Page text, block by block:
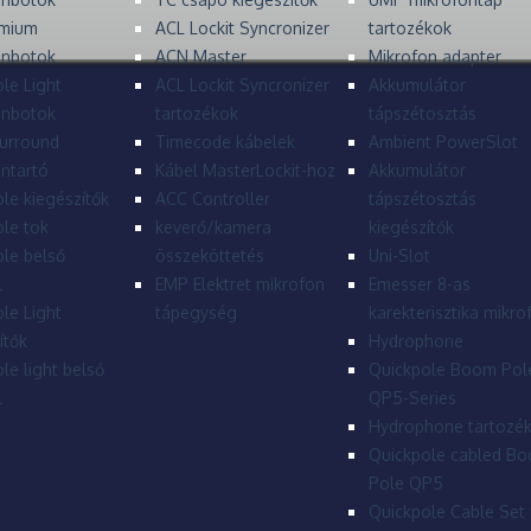
Light
kiegészítők
tok
belső
Light
light belső
ACL Lockit Syncronizer
ACN Master
ACL Lockit Syncronizer
tartozékok
Timecode kábelek
Kábel MasterLockit-hoz
ACC Controller
keverő/kamera
összeköttetés
EMP Elektret mikrofon
tápegység
tartozékok
Mikrofon adapter
Akkumulátor
tápszétosztás
Ambient PowerSlot
Akkumulátor
tápszétosztás
kiegészítők
Uni-Slot
Emesser 8-as
karekterisztika
Hydrophone
Quickpole Boom
QP5-Series
Hydrophone
Quickpole cabled
Pole QP5
Quickpole Cable Set